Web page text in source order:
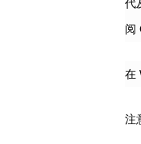
代
阅
在
注